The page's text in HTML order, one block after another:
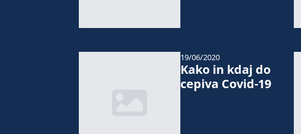
Kako in kdaj do
cepiva Covid-19
19/06/2020